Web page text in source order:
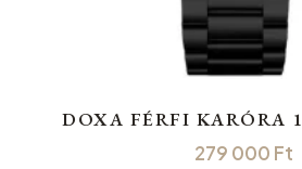
DOXA FÉRFI KARÓRA
279 000 Ft